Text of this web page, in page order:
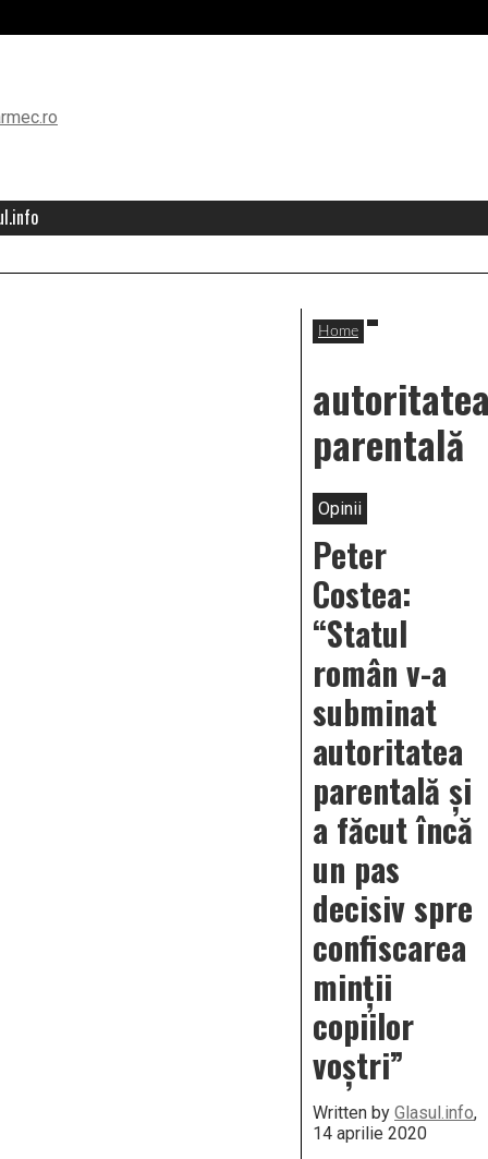
Home
parentală
Opinii
Peter
Costea:
“Statul
român v-a
subminat
autoritatea
parentală și
a făcut încă
un pas
decisiv spre
confiscarea
minții
copiilor
voștri”
Written by Glasul.info,
14 aprilie 2020